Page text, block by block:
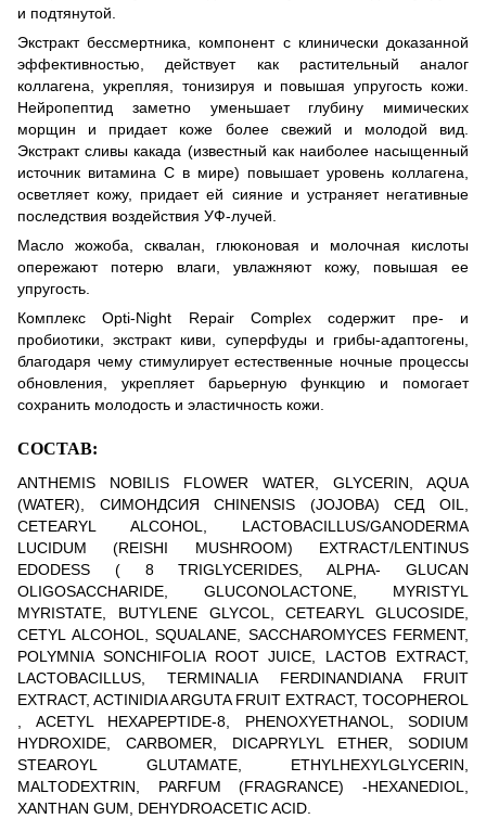
и подтянутой.
Экстракт бессмертника, компонент с клинически доказанной
эффективностью, действует как растительный аналог
коллагена, укрепляя, тонизируя и повышая упругость кожи.
Нейропептид заметно уменьшает глубину мимических
морщин и придает коже более свежий и молодой вид.
Экстракт сливы какада (известный как наиболее насыщенный
источник витамина С в мире) повышает уровень коллагена,
осветляет кожу, придает ей сияние и устраняет негативные
последствия воздействия УФ-лучей.
Масло жожоба, сквалан, глюконовая и молочная кислоты
опережают потерю влаги, увлажняют кожу, повышая ее
упругость.
Комплекс Opti-Night Repair Complex содержит пре- и
пробиотики, экстракт киви, суперфуды и грибы-адаптогены,
благодаря чему стимулирует естественные ночные процессы
обновления, укрепляет барьерную функцию и помогает
сохранить молодость и эластичность кожи.
СОСТАВ:
ANTHEMIS NOBILIS FLOWER WATER, GLYCERIN, AQUA
(WATER), СИМОНДСИЯ CHINENSIS (JOJOBA) СЕД OIL,
CETEARYL ALCOHOL, LACTOBACILLUS/GANODERMA
LUCIDUM (REISHI MUSHROOM) EXTRACT/LENTINUS
EDODESS ( 8 TRIGLYCERIDES, ALPHA- GLUCAN
OLIGOSACCHARIDE, GLUCONOLACTONE, MYRISTYL
MYRISTATE, BUTYLENE GLYCOL, CETEARYL GLUCOSIDE,
CETYL ALCOHOL, SQUALANE, SACCHAROMYCES FERMENT,
POLYMNIA SONCHIFOLIA ROOT JUICE, LACTOB EXTRACT,
LACTOBACILLUS, TERMINALIA FERDINANDIANA FRUIT
EXTRACT, ACTINIDIA ARGUTA FRUIT EXTRACT, TOCOPHEROL
, ACETYL HEXAPEPTIDE-8, PHENOXYETHANOL, SODIUM
HYDROXIDE, CARBOMER, DICAPRYLYL ETHER, SODIUM
STEAROYL GLUTAMATE, ETHYLHEXYLGLYCERIN,
MALTODEXTRIN, PARFUM (FRAGRANCE) -HEXANEDIOL,
XANTHAN GUM, DEHYDROACETIC ACID.